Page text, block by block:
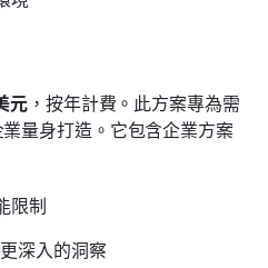
元 ，按年計費。此方案專為需
量身打造。它包含企業方案
限制
深入的洞察